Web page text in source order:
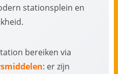
stationsplein en
bereiken via
: er zijn